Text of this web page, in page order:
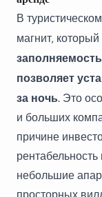
В
магнит, который
позволяет
за ночь. Это
и больших
причине
небольшие